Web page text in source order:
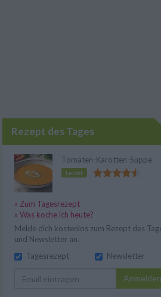
Rezept des Tages
Tomaten-Karotten-Suppe
Leicht
» Zum Tagesrezept
» Was koche ich heute?
Melde dich kostenlos zum Rezept des
und Newsletter an.
Tagesrezept
Newsletter
Anmelden